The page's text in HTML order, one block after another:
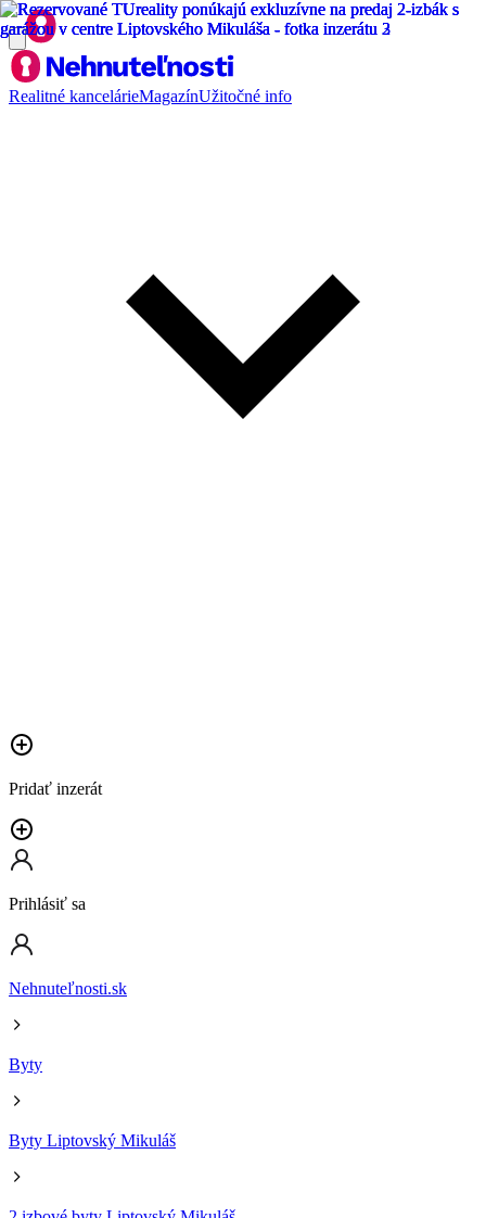
Realitné kancelárieMagazínUžitočné info
Pridať inzerát
Prihlásiť sa
Nehnuteľnosti.sk
Byty
Byty Liptovský Mikuláš